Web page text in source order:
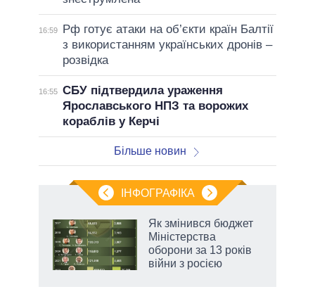
16:59
Рф готує атаки на об’єкти країн Балтії
з використанням українських дронів –
розвідка
16:55 СБУ підтвердила ураження
Ярославського НПЗ та ворожих
кораблів у Керчі
Більше новин
ІНФОГРАФІКА
Як змінився бюджет
Міністерства
оборони за 13 років
війни з росією